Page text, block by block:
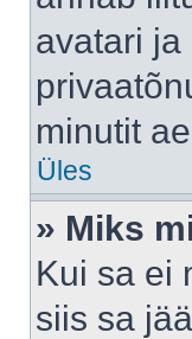
avatari
minutit
Üles
» Miks
Kui sa ei
siis sa